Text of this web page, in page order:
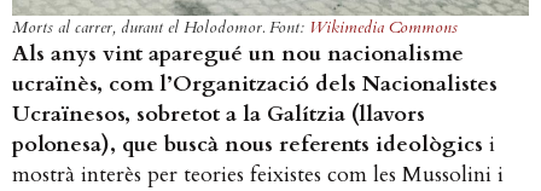
Morts al carrer, durant el Holodomor. Font: Wikimedia Commons
Als anys vint aparegué un nou nacionalisme
ucraïnès, com l’Organització dels Nacionalistes
Ucraïnesos, sobretot a la Galítzia (llavors
polonesa), que buscà nous referents ideològics i
mostrà interès per teories feixistes com les Mussolini i